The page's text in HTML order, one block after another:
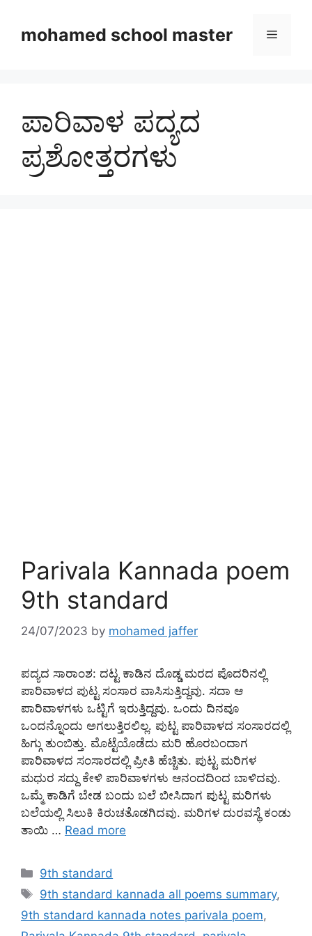
contentmohamed school master Menu
ಪಾರಿವಾಳ ಪದ್ಯದ
ಪ್ರಶೋತ್ತರಗಳು
Parivala Kannada poem
9th standard
24/07/2023 by mohamed jaffer
ಪದ್ಯದ ಸಾರಾಂಶ: ದಟ್ಟ ಕಾಡಿನ ದೊಡ್ಡ ಮರದ ಪೊದರಿನಲ್ಲಿ
ಪಾರಿವಾಳದ ಪುಟ್ಟ ಸಂಸಾರ ವಾಸಿಸುತ್ತಿದ್ದವು. ಸದಾ ಆ
ಪಾರಿವಾಳಗಳು ಒಟ್ಟಿಗೆ ಇರುತ್ತಿದ್ದವು. ಒಂದು ದಿನವೂ
ಒಂದನ್ನೊಂದು ಅಗಲುತ್ತಿರಲಿಲ್ಲ. ಪುಟ್ಟ ಪಾರಿವಾಳದ ಸಂಸಾರದಲ್ಲಿ
ಹಿಗ್ಗು ತುಂಬಿತ್ತು. ಮೊಟ್ಟೆಯೊಡೆದು ಮರಿ ಹೊರಬಂದಾಗ
ಪಾರಿವಾಳದ ಸಂಸಾರದಲ್ಲಿ ಪ್ರೀತಿ ಹೆಚ್ಚಿತು. ಪುಟ್ಟ ಮರಿಗಳ
ಮಧುರ ಸದ್ದು ಕೇಳಿ ಪಾರಿವಾಳಗಳು ಆನಂದದಿಂದ ಬಾಳಿದವು.
ಒಮ್ಮೆ ಕಾಡಿಗೆ ಬೇಡ ಬಂದು ಬಲೆ ಬೀಸಿದಾಗ ಪುಟ್ಟ ಮರಿಗಳು
ಬಲೆಯಲ್ಲಿ ಸಿಲುಕಿ ಕಿರುಚತೊಡಗಿದವು. ಮರಿಗಳ ದುರವಸ್ಥೆ ಕಂಡು
ತಾಯಿ … Read more
Categories
9th standard
Tags
9th standard kannada all poems summary,
9th standard kannada notes parivala poem,